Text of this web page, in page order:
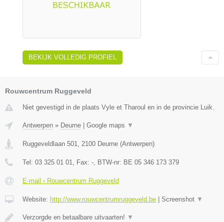
BEKIJK VOLLEDIG PROFIEL
Rouwcentrum Ruggeveld
Niet gevestigd in de plaats Vyle et Tharoul en in de provincie Luik.
Antwerpen » Deurne Google maps ▼
Ruggeveldlaan 501, 2100 Deurne (Antwerpen)
Tel: 03 325 01 01, Fax: -, BTW-nr: BE 05 346 173 379
E-mail › Rouwcentrum Ruggeveld
Website: http://www.rouwcentrumruggeveld.be Screenshot ▼
Verzorgde en betaalbare uitvaarten! ▼